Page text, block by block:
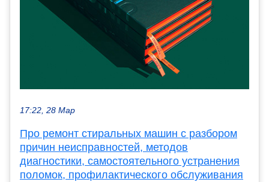
17:22, 28 Мар
Про ремонт стиральных машин с разбором
причин неисправностей, методов
диагностики, самостоятельного устранения
поломок, профилактического обслуживания